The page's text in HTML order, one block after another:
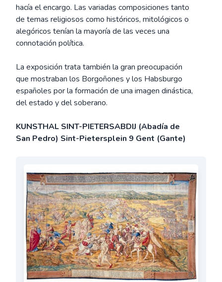
hacía el encargo. Las variadas composiciones tanto
de temas religiosos como históricos, mitológicos o
alegóricos tenían la mayoría de las veces una
connotación política.
La exposición trata también la gran preocupación
que mostraban los Borgoñones y los Habsburgo
españoles por la formación de una imagen dinástica,
del estado y del soberano.
KUNSTHAL SINT-PIETERSABDIJ (Abadía de
San Pedro) Sint-Pietersplein 9 Gent (Gante)